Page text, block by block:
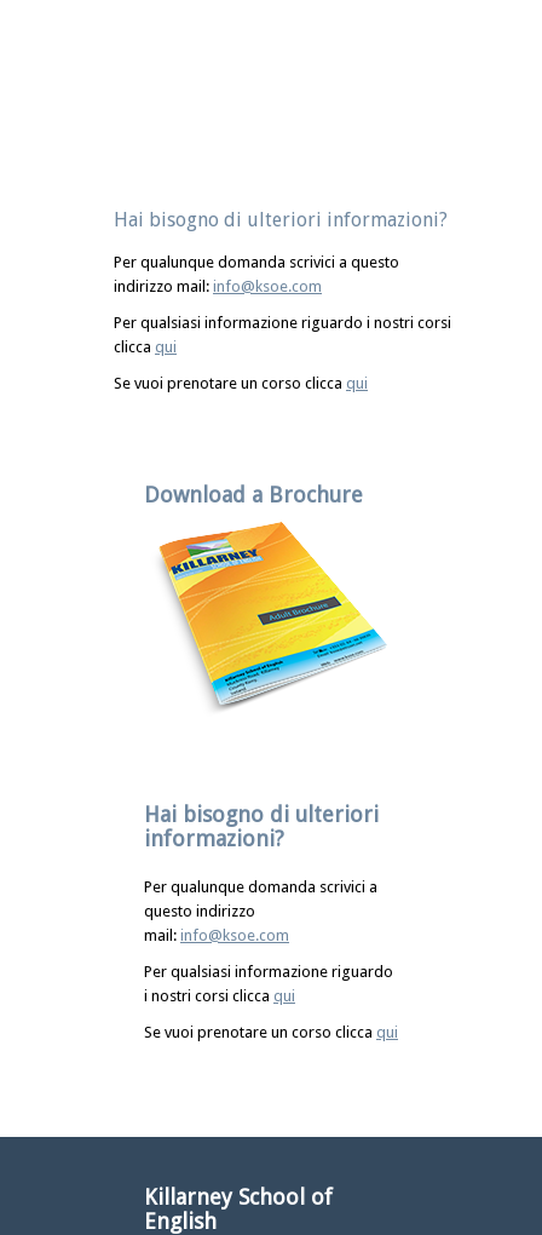
Hai bisogno di ulteriori informazioni?
Per qualunque domanda scrivici a questo
indirizzo mail: info@ksoe.com
Per qualsiasi informazione riguardo i nostri corsi
clicca qui
Se vuoi prenotare un corso clicca qui
Download a Brochure
Hai bisogno di ulteriori
informazioni?
Per qualunque domanda scrivici a
questo indirizzo
mail: info@ksoe.com
Per qualsiasi informazione riguardo
i nostri corsi clicca qui
Se vuoi prenotare un corso clicca qui
Killarney School of
English